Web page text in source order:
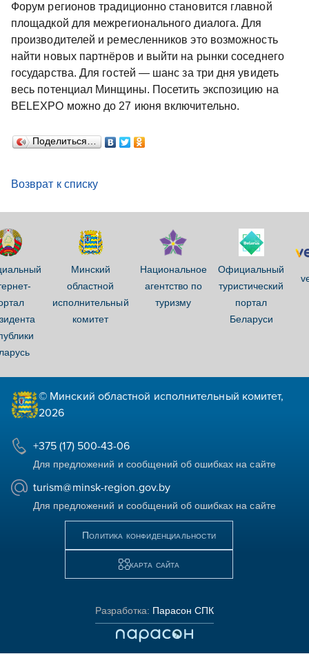
Форум регионов традиционно становится главной
площадкой для межрегионального диалога. Для
производителей и ремесленников это возможность
найти новых партнёров и выйти на рынки соседнего
государства. Для гостей — шанс за три дня увидеть
весь потенциал Минщины. Посетить экспозицию на
BELEXPO можно до 27 июня включительно.
Поделиться…
Возврат к списку
Минский
областной
исполнительный
комитет
Национальное
агентство по
туризму
Официальный
туристический
портал
Беларуси
© Минский областной исполнительный комитет,
2026
+375 (17) 500-43-06
Для предложений и сообщений об ошибках на сайте
turism@minsk-region.gov.by
Для предложений и сообщений об ошибках на сайте
Политика конфиденциальности
карта сайта
Разработка: Парасон СПК